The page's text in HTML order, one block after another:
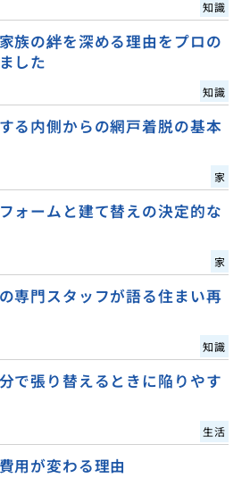
知識
族の絆を深める理由をプロの
した
知識
る内側からの網戸着脱の基本
家
ォームと建て替えの決定的な
家
専門スタッフが語る住まい再
知識
で張り替えるときに陥りやす
生活
用が変わる理由